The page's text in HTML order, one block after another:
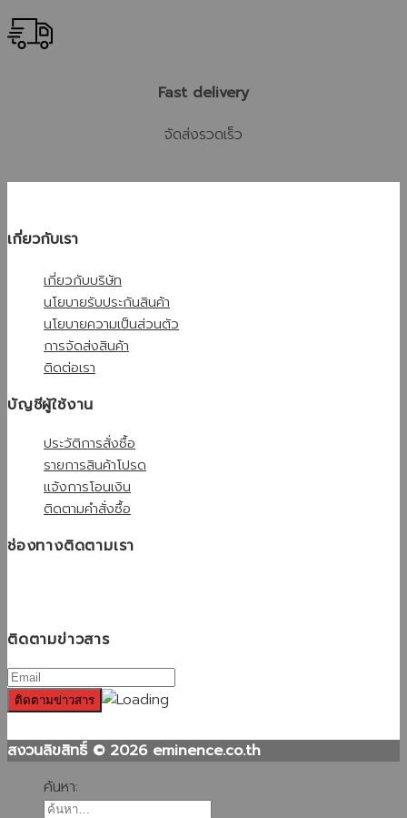
Fast delivery
จัดส่งรวดเร็ว
เกี่ยวกับเรา
เกี่ยวกับบริษัท
นโยบายรับประกันสินค้า
นโยบายความเป็นส่วนตัว
การจัดส่งสินค้า
ติดต่อเรา
บัญชีผู้ใช้งาน
ประวัติการสั่งซื้อ
รายการสินค้าโปรด
แจ้งการโอนเงิน
ติดตามคำสั่งซื้อ
ช่องทางติดตามเรา
ติดตามข่าวสาร
สงวนลิขสิทธิ์ © 2026 eminence.co.th
ค้นหา: